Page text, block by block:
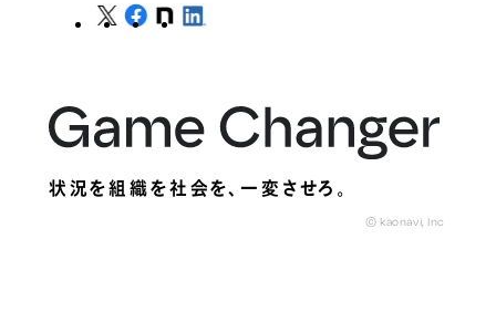
状況を組織を社会を、一変させろ。
© kaonavi, Inc